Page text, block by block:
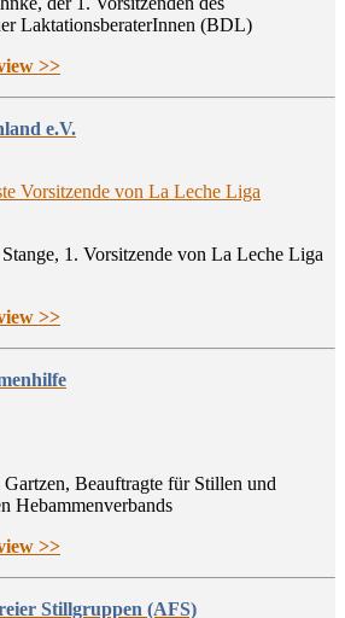
LaktationsberaterInnen (BDL)
>>
e.V.
1. Vorsitzende von La Leche Liga
>>
Beauftragte für Stillen und
Hebammenverbands
>>
Stillgruppen (AFS)